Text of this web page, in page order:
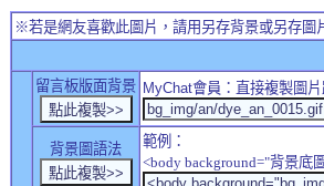
※若是網友喜歡此圖片，請用另存背景或另存圖
留言板版面背景 MyChat會員：直接複製圖
背景圖語法
範例：
<body background="背景底